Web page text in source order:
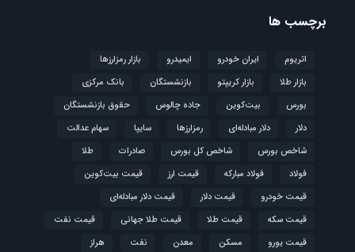
برچسب ها
اتریوم ایران خودرو ایمیدرو
بازار رمزارزها
بازار طلا
بازار کریپتو بازنشستگان
بانک مرکزی
بورس
بیت‌کوین جاده چالوس
حقوق بازنشستگان
دلار
دلار مبادله‌ای رمزارزها سایپا
سهام عدالت
شاخص بورس
شاخص کل بورس صادرات
طلا
فولاد
فولاد مبارکه قیمت ارز
قیمت بیت‌کوین
قیمت خودرو
قیمت دلار
قیمت دلار مبادله‌ای
قیمت سکه
قیمت طلا قیمت طلا جهانی
قیمت نفت
قیمت یورو
مسکن معدن نفت
هراز